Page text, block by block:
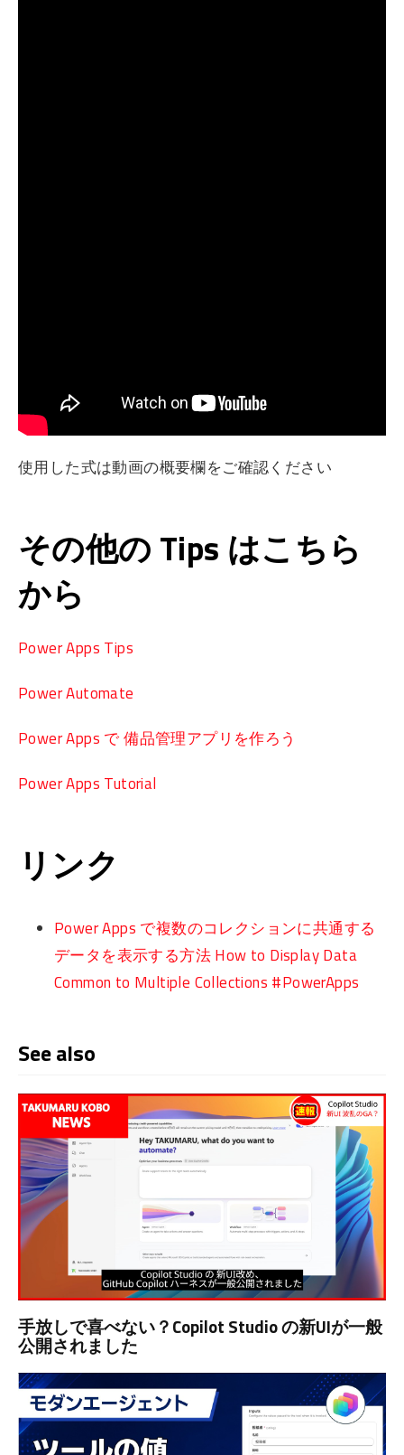
使用した式は動画の概要欄をご確認ください
その他の Tips はこちら
から
Power Apps Tips
Power Automate
Power Apps で 備品管理アプリを作ろう
Power Apps Tutorial
リンク
Power Apps で複数のコレクションに共通する
データを表示する方法 How to Display Data
Common to Multiple Collections #PowerApps
See also
手放しで喜べない？Copilot Studio の新UIが一般
公開されました